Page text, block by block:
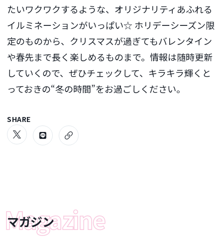
たいワクワクするような、オリジナリティあふれる
イルミネーションがいっぱい☆ ホリデーシーズン限
定のものから、クリスマスが過ぎてもバレンタイン
や春先まで長く楽しめるものまで。情報は随時更新
していくので、ぜひチェックして、キラキラ輝くと
っておきの“冬の時間”をお過ごしください。
SHARE
マガジン